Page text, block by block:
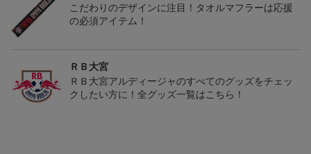
こだわりのデザインに注目！タオルマフラーは応援
の必須アイテム！
ＲＢ大宮
ＲＢ大宮アルディージャのすべてのグッズをチェッ
クしたい方に！全グッズ一覧はこちら！